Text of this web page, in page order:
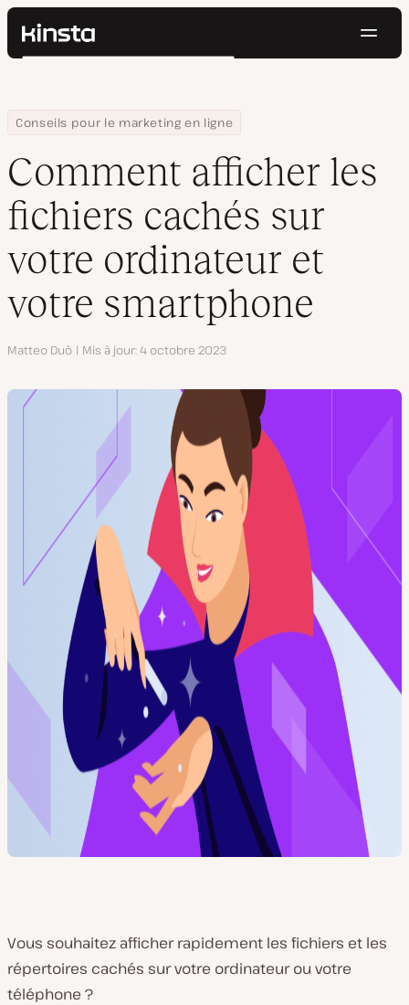
Kinsta®
Prix
Contact
Rechercher
Home
Centre de ressources
Blog
Conseils pour le marketing en ligne
Comment afficher les fichiers cachés sur votre ordinateur et
Comment afficher les
fichiers cachés sur
votre ordinateur et
votre smartphone
Auteur
Matteo Duò Mis à jour 4 octobre 2023
Vous souhaitez afficher rapidement les fichiers et les
répertoires cachés sur votre ordinateur ou votre
téléphone ?